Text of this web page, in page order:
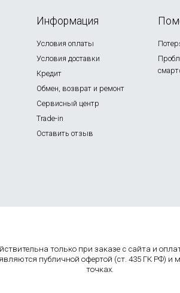
Информация
Условия оплаты
Условия доставки
Кредит
Обмен, возврат и ремонт
Сервисный центр
Trade-in
Оставить отзыв
только при заказе с сайта и
публичной офертой (ст. 435 ГК РФ) и
точках.